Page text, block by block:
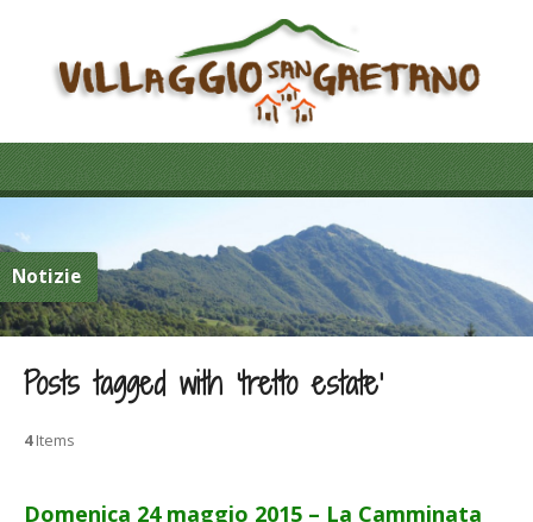
Notizie
Posts tagged with ‘tretto estate’
4Items
Domenica 24 maggio 2015 – La Camminata